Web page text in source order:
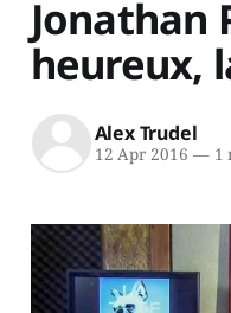
Jonathan
heureux,
Alex Trudel
12 Apr 2016 —1